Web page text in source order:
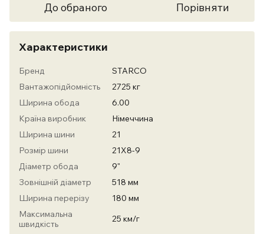
До обраного Порівняти
Характеристики
Бренд
STARCO
Вантажопідйомність
2725 кг
Ширина обода
6.00
Країна виробник
Німеччина
Ширина шини
21
Розмір шини
21X8-9
Діаметр обода
9"
Зовнішній діаметр
518 мм
Ширина перерізу
180 мм
Максимальна
швидкість
25 км/г